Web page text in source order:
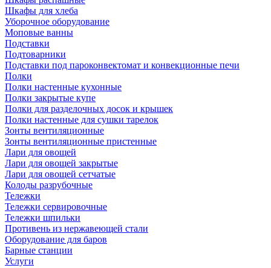
Шкафы для хлеба
Уборочное оборудование
Моповые ванны
Подставки
Подтоварники
Подставки под пароконвектомат и конвекционные печи
Полки
Полки настенные кухонные
Полки закрытые купе
Полки для разделочных досок и крышек
Полки настенные для сушки тарелок
Зонты вентиляционные
Зонты вентиляционные пристенные
Лари для овощей
Лари для овощей закрытые
Лари для овощей сетчатые
Колоды разрубочные
Тележки
Тележки сервировочные
Тележки шпильки
Противень из нержавеющей стали
Оборудование для баров
Барные станции
Услуги